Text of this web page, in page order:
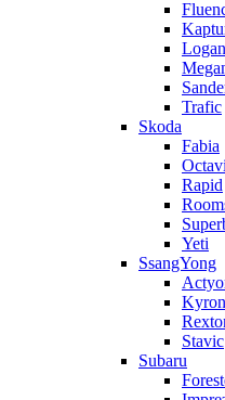
Logan
Trafic
Skoda
Fabia
Rapid
Yeti
SsangYong
Kyron
Stavic
Subaru